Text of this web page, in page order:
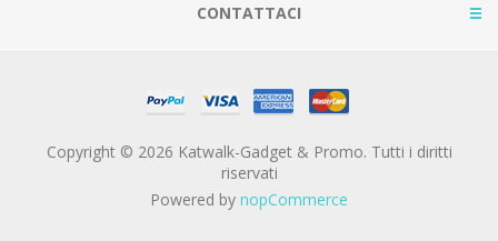
CONTATTACI
Copyright © 2026 Katwalk-Gadget & Promo. Tutti i diritti
riservati
Powered by nopCommerce